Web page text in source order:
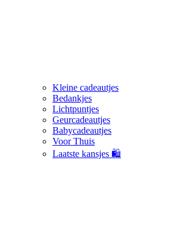
Kleine cadeautjes
Bedankjes
Lichtpuntjes
Geurcadeautjes
Babycadeautjes
Voor Thuis
Laatste kansjes 🛍️